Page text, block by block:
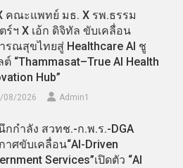
คณะแพทย์ มธ. X รพ.ธรรม
ร์ฯ X เอ้ก ดิจิทัล ขับเคลื่อน
รณสุขไทยสู่ Healthcare AI ชู
ต์ “Thammasat–True AI Health
Hub”
08/2026 Admin​1
กกำลัง สวทช.-ก.พ.ร.-DGA
าศขับเคลื่อน“AI-Driven
Services”เปิดตัว “AI